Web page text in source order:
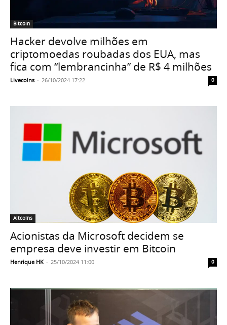
Bitcoin
Hacker devolve milhões em
criptomoedas roubadas dos EUA, mas
fica com “lembrancinha” de R$ 4 milhões
Livecoins - 26/10/2024 17:22 0
Altcoins
Acionistas da Microsoft decidem se
empresa deve investir em Bitcoin
Henrique HK - 25/10/2024 11:00 0